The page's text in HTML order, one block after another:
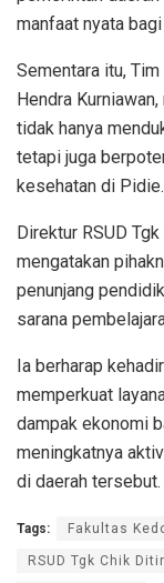
manfaat nyata
Sementara itu,
Hendra
tidak hanya
tetapi juga
kesehatan di Pidie.
Direktur RSUD
mengatakan
penunjang
sarana
Ia berharap
memperkuat
dampak ekonomi
meningkatnya
di daerah tersebut.
Tags: Fakultas
RSUD Tgk Chik